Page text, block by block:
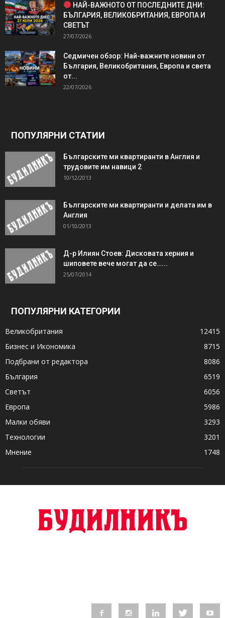
НАЙ-ВАЖНОТО ОТ ПОСЛЕДНИТЕ ДНИ:
БЪЛГАРИЯ, ВЕЛИКОБРИТАНИЯ, ЕВРОПА И
СВЕТЪТ
27/07/2026
Седмичен обзор: Най-важните новини от
България, Великобритания, Европа и света
от...
22/07/2026
ПОПУЛЯРНИ СТАТИИ
Българските ми квартиранти в Англия и
трудовите им навици 2
10/12/2013
Българските ми квартиранти и делата им в
Англия
01/10/2013
Д-р Илиян Стоев: Дисковата херния и
шиповете вече могат да се…...
25/07/2014
ПОПУЛЯРНИ КАТЕГОРИИ
Великобритания
12415
Бизнес и Икономика
8715
Подбрани от редактора
8086
България
6519
Светът
6056
Европа
5986
Малки обяви
3293
Технологии
3201
Мнение
1748